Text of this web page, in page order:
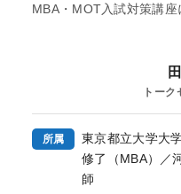
教材等転売に関する禁止
MBA・MOT入試対策講座
トー
所属
東京都立大学大
修了（MBA）／
師